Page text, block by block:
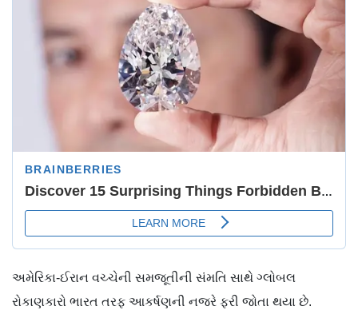
અમેરિકા-ઈરાન વચ્ચેની સમજૂતીની સંમતિ સાથે ગ્લોબલ
રોકાણકારો ભારત તરફ આકર્ષણની નજરે ફરી જોતા થયા છે.